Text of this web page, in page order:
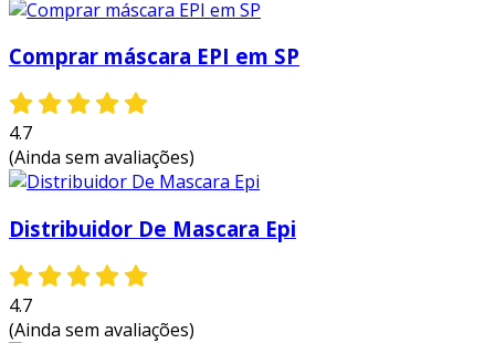
Comprar máscara EPI em SP
4.7
(Ainda sem avaliações)
Distribuidor De Mascara Epi
4.7
(Ainda sem avaliações)